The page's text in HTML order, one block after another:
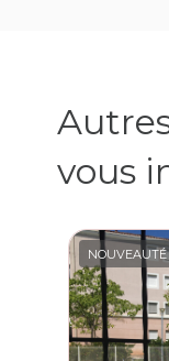
vous
NOUVEAUTÉ